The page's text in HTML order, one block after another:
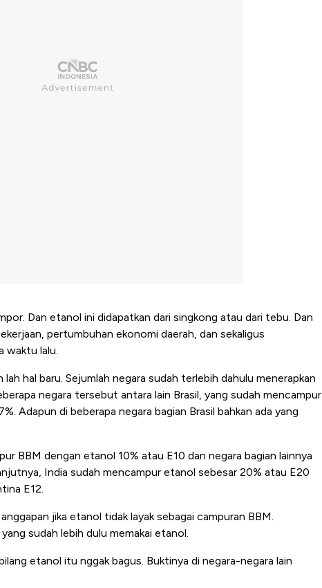
Dan etanol ini didapatkan dari singkong atau dari tebu. Dan
pertumbuhan ekonomi daerah, dan sekaligus
waktu lalu.
lah hal baru. Sejumlah negara sudah terlebih dahulu menerapkan
negara tersebut antara lain Brasil, yang sudah mencampur
Adapun di beberapa negara bagian Brasil bahkan ada yang
BBM dengan etanol 10% atau E10 dan negara bagian lainnya
India sudah mencampur etanol sebesar 20% atau E20
E12.
jika etanol tidak layak sebagai campuran BBM.
sudah lebih dulu memakai etanol.
etanol itu nggak bagus. Buktinya di negara-negara lain
Harga